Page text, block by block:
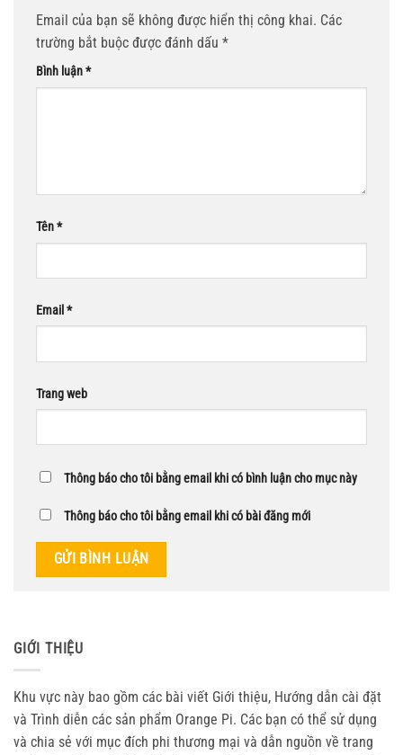
Email của bạn sẽ không được hiển thị công khai. Các
trường bắt buộc được đánh dấu *
Bình luận*
Tên*
Email *
Trang web
Thông báo cho tôi bằng email khi có bình luận cho mục này
Thông báo cho tôi bằng email khi có bài đăng mới
GIỚI THIỆU
Khu vực này bao gồm các bài viết Giới thiệu, Hướng dẫn cài đặt
và Trình diễn các sản phẩm Orange Pi. Các bạn có thể sử dụng
và chia sẻ với mục đích phi thương mại và dẫn nguồn về trang